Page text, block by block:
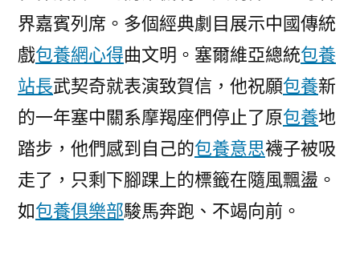
界嘉賓列席。多個經典劇目展示中國傳統
戲包養網心得曲文明。塞爾維亞總統包養
站長武契奇就表演致賀信，他祝願包養新
的一年塞中關系摩羯座們停止了原包養地
踏步，他們感到自己的包養意思襪子被吸
走了，只剩下腳踝上的標籤在隨風飄盪。
如包養俱樂部駿馬奔跑、不竭向前。